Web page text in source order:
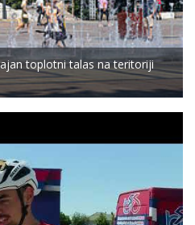
toplotni talas na teritoriji